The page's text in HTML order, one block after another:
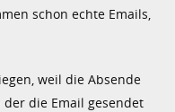
schon echte Emails,
weil die Absende
die Email gesendet